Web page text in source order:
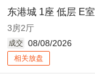
东港城 1座 低层 E室
3房2厅
成交 08/08/2026
相关放盘